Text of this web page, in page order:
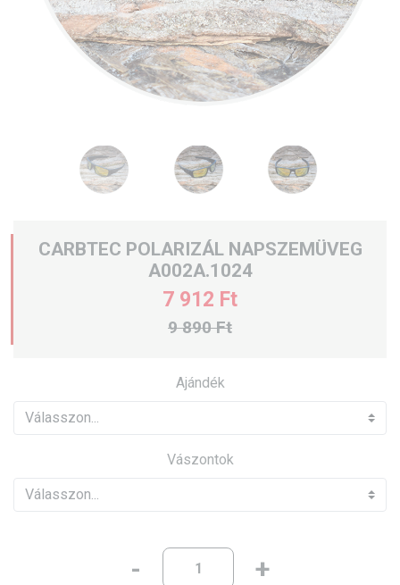
CARBTEC POLARIZÁL NAPSZEMÜVEG
A002A.1024
9 890 Ft
7 912 Ft
Ajándék
Vászontok
- +